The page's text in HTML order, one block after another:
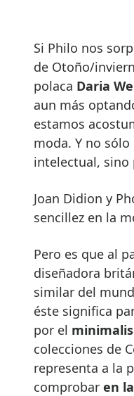
Si Philo nos
de Otoño/
polaca Daria
aun más
estamos
moda. Y no
intelectual, sino
Joan Didion y
sencillez en la
Pero es que al
diseñadora
similar del
éste significa
por el
colecciones de
representa a la
comprobar en